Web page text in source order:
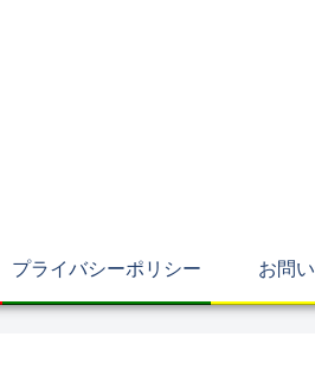
プライバシーポリシー お問